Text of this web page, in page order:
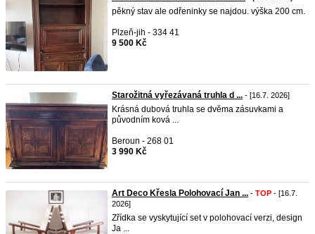
pěkný stav ale odřeninky se najdou. výška 200 cm.
Plzeň-jih - 334 41
9 500 Kč
Starožitná vyřezávaná truhla d ... - [16.7. 2026]
Krásná dubová truhla se dvěma zásuvkami a
původním ková ...
Beroun - 268 01
3 990 Kč
Art Deco Křesla Polohovací Jan ... - TOP - [16.7.
2026]
Zřídka se vyskytující set v polohovací verzi, design
Ja ...